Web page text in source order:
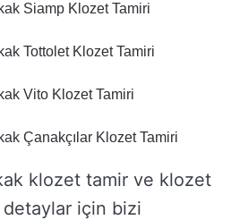
Siamp Klozet Tamiri
Tottolet Klozet Tamiri
Vito Klozet Tamiri
Çanakçılar Klozet Tamiri
klozet tamir ve klozet
için bizi